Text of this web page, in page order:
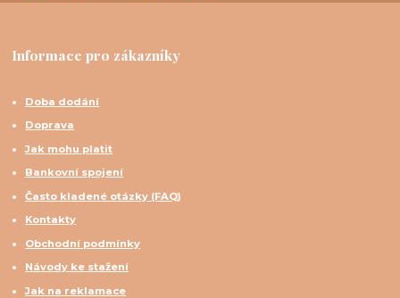
Informace pro zákazníky
Doba dodání
Doprava
Jak mohu platit
Bankovní spojení
Často kladené otázky (FAQ)
Kontakty
Obchodní podmínky
Návody ke stažení
Jak na reklamace